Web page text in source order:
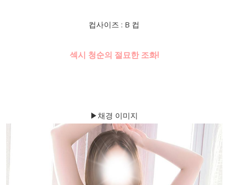
컵사이즈 : B 컵
섹시 청순의 절묘한 조화!
▶채경 이미지